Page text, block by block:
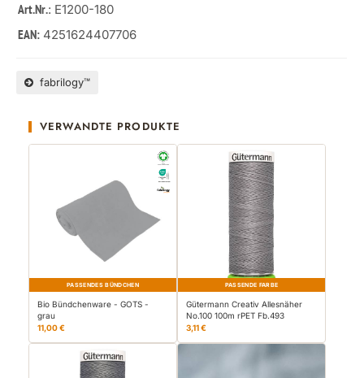
Art.Nr.: E1200-180
EAN: 4251624407706
fabrilogy™
VERWANDTE PRODUKTE
PASSENDES BÜNDCHEN
Bio Bündchenware - GOTS -
grau
11,00 €
PASSENDE FARBE
Gütermann Creativ Allesnäher
No.100 100m rPET Fb.493
3,11 €